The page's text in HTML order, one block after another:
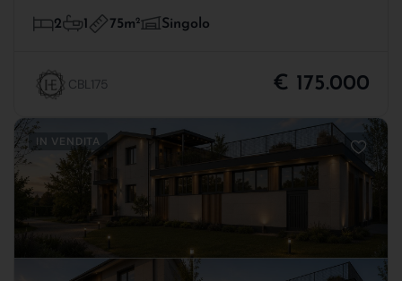
2 1 75m2 Singolo
CBL175 € 175.000
IN VENDITA